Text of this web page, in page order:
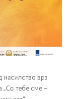
врз
„Со тебе сме –